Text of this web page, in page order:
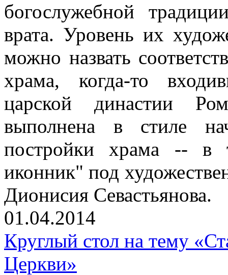
богослужебной
врата. Уровень их
можно назвать
храма, когда-то
царской династии
выполнена в стиле
постройки храма -- в
иконник" под
Дионисия Севастьянова.
01.04.2014
Круглый стол на тему
Церкви»